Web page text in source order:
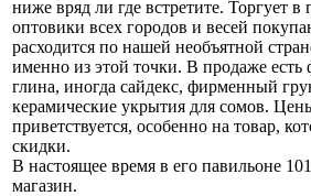
ниже вряд ли где встретите. Торгует в
оптовики всех городов и весей
расходится по нашей необъятной
именно из этой точки. В продаже
глина, иногда сайдекс, фирменный
керамические укрытия для сомов.
приветствуется, особенно на товар,
скидки.
В настоящее время в его павильоне
магазин.